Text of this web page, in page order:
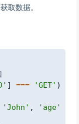
取数据。
] === 'GET' )
'John' , 'age'